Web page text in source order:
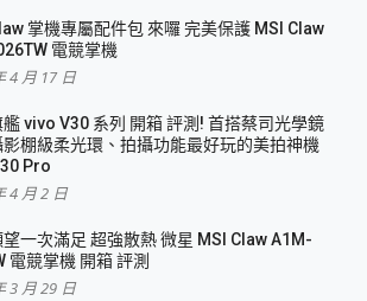
掌機專屬配件包 來囉 完美保護 MSI Claw
電競掌機
4 月 17 日
艦 vivo V30 系列 開箱 評測! 首搭蔡司光學鏡
棚級柔光環、拍攝功能最好玩的美拍神機
Pro
4 月 2 日
望一次滿足 超強散熱 微星 MSI Claw A1M-
電競掌機 開箱 評測
3 月 29 日